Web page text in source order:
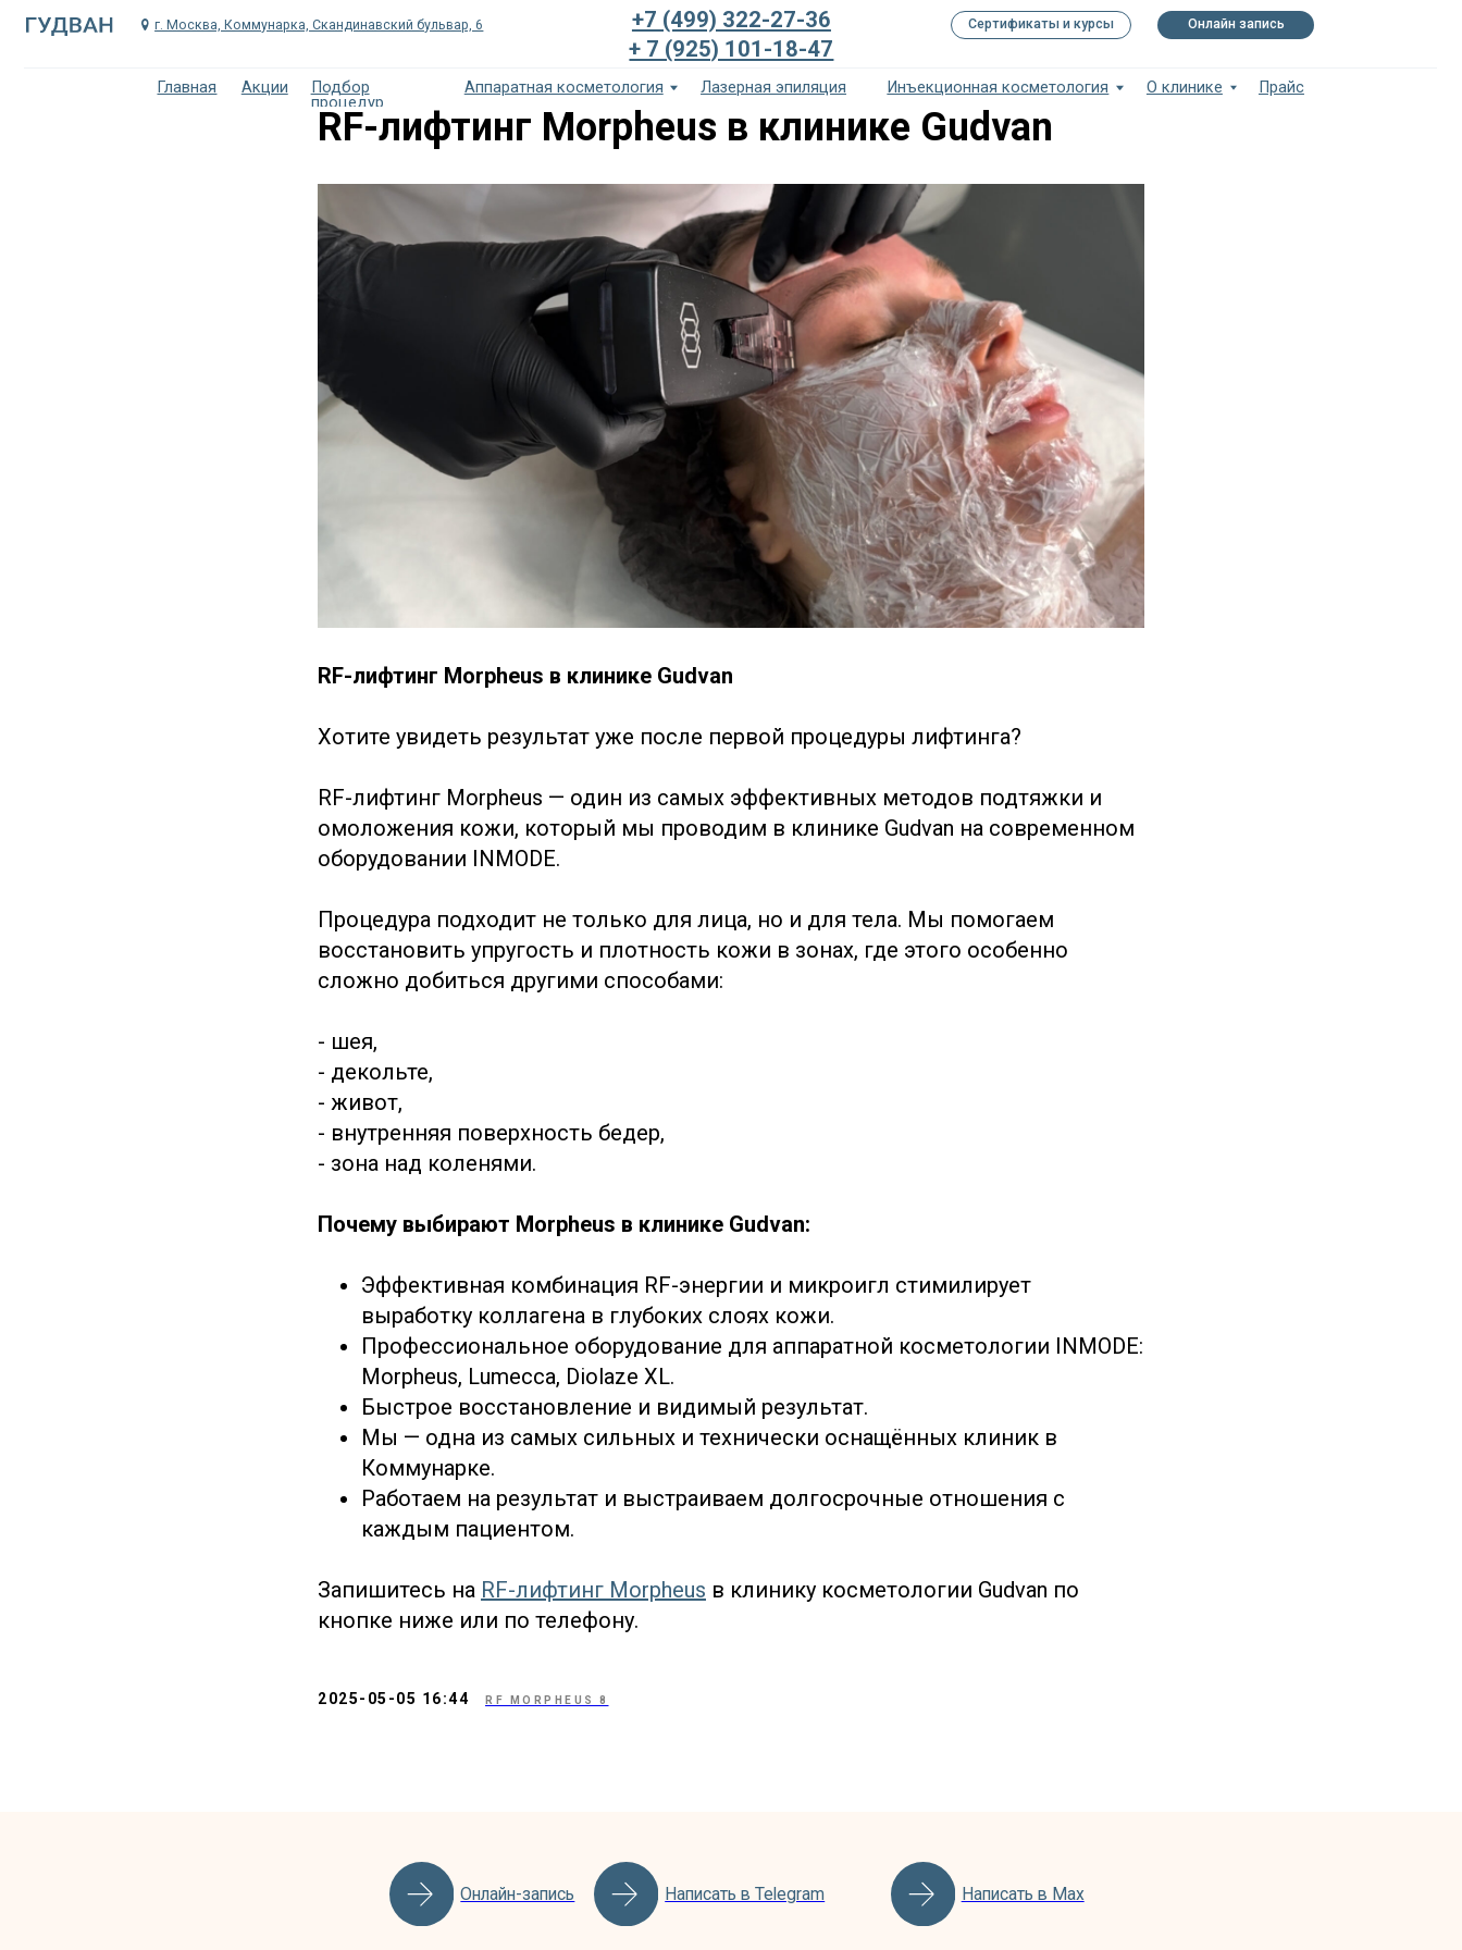
Акции
Главная
+7 (499) 322-27-36
+ 7 (925) 101-18-47
Аппаратная косметология Лазерная эпиляция Инъекционная косметология
Подбор
процедур
Прайс
Сертификаты и курсы Онлайн запись
г. Москва, Коммунарка, Скандинавский бульвар, 6
RF-лифтинг Morpheus в клинике Gudvan
RF-лифтинг Morpheus в клинике Gudvan
Хотите увидеть результат уже после первой процедуры лифтинга?
RF-лифтинг Morpheus — один из самых эффективных методов подтяжки и
омоложения кожи, который мы проводим в клинике Gudvan на современном
оборудовании INMODE.
Процедура подходит не только для лица, но и для тела. Мы помогаем
восстановить упругость и плотность кожи в зонах, где этого особенно
сложно добиться другими способами:
- шея,
- декольте,
- живот,
- внутренняя поверхность бедер,
- зона над коленями.
Почему выбирают Morpheus в клинике Gudvan:
Эффективная комбинация RF-энергии и микроигл стимилирует
выработку коллагена в глубоких слоях кожи.
Профессиональное оборудование для аппаратной косметологии INMODE:
Morpheus, Lumecca, Diolaze XL.
Быстрое восстановление и видимый результат.
Мы — одна из самых сильных и технически оснащённых клиник в
Коммунарке.
Работаем на результат и выстраиваем долгосрочные отношения с
каждым пациентом.
Запишитесь на RF-лифтинг Morpheus в клинику косметологии Gudvan по
кнопке ниже или по телефону.
2025-05-05 16:44 RF MORPHEUS 8
Онлайн-запись